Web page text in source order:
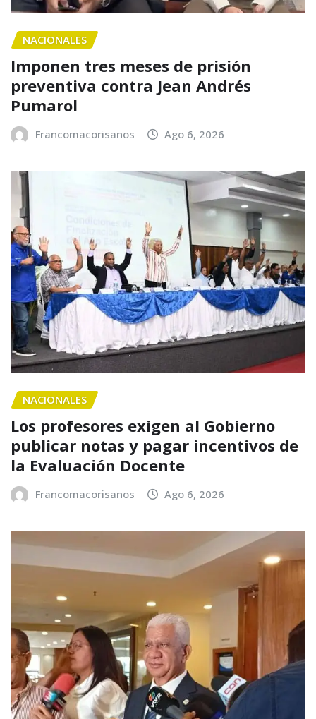
NACIONALES
Imponen tres meses de prisión
preventiva contra Jean Andrés
Pumarol
Francomacorisanos Ago 6, 2026
NACIONALES
Los profesores exigen al Gobierno
publicar notas y pagar incentivos de
la Evaluación Docente
Francomacorisanos Ago 6, 2026